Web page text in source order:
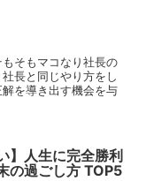
そもマコなり社長の
長と同じやり方をし
を導き出す機会を与
】人生に完全勝利
の過ごし方 TOP5